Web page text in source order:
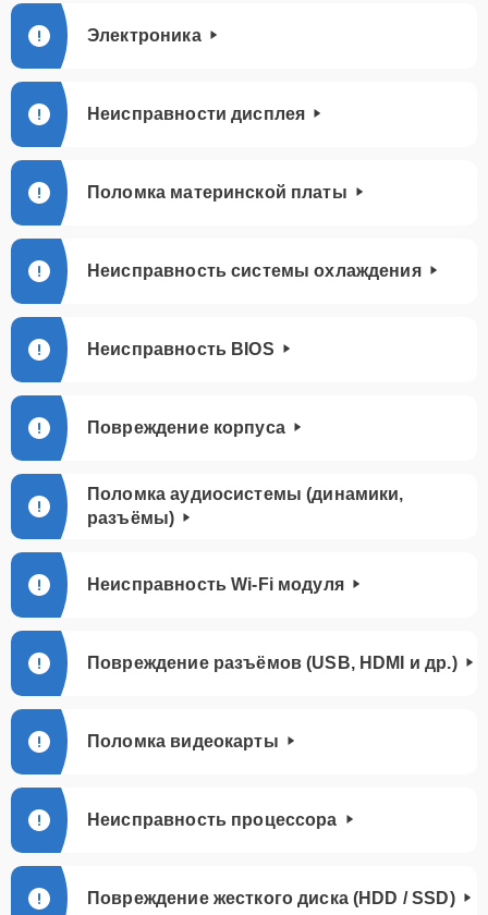
Электроника
Неисправности дисплея
Поломка материнской платы
Неисправность системы охлаждения
Неисправность BIOS
Повреждение корпуса
Поломка аудиосистемы (динамики,
разъёмы)
Неисправность Wi-Fi модуля
Повреждение разъёмов (USB, HDMI и др.)
Поломка видеокарты
Неисправность процессора
Повреждение жесткого диска (HDD / SSD)